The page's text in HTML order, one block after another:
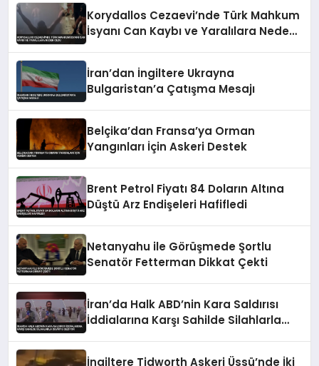
Korydallos Cezaevi’nde Türk Mahkum
İsyanı Can Kaybı ve Yaralılara Neden
İran’dan İngiltere Ukrayna
Bulgaristan’a Çatışma Mesajı
Belçika’dan Fransa’ya Orman
Yangınları İçin Askeri Destek
Brent Petrol Fiyatı 84 Doların Altına
Düştü Arz Endişeleri Hafifledi
Netanyahu ile Görüşmede Şortlu
Senatör Fetterman Dikkat Çekti
İran’da Halk ABD’nin Kara Saldırısı
İddialarına Karşı Sahilde Silahlarla
İngiltere Tidworth Askeri Üssü’nde İki